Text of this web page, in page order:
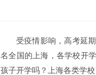
受疫情影响，高考延
名全国的上海，各学校开
孩子开学吗？上海各类学